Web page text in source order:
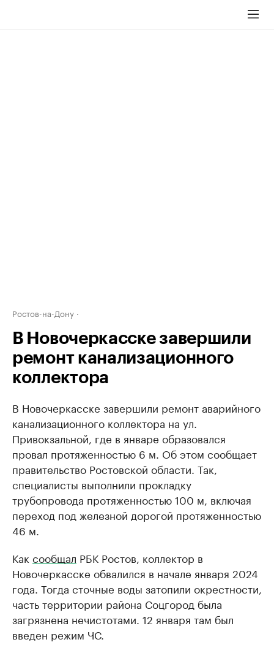
Ростов-на-Дону
В Новочеркасске завершили
ремонт канализационного
коллектора
В Новочеркасске завершили ремонт аварийного
канализационного коллектора на ул.
Привокзальной, где в январе образовался
провал протяженностью 6 м. Об этом сообщает
правительство Ростовской области. Так,
специалисты выполнили прокладку
трубопровода протяженностью 100 м, включая
переход под железной дорогой протяженностью
46 м.
Как сообщал РБК Ростов, коллектор в
Новочеркасске обвалился в начале января 2024
года. Тогда сточные воды затопили окрестности,
часть территории района Соцгород была
загрязнена нечистотами. 12 января там был
введен режим ЧС.